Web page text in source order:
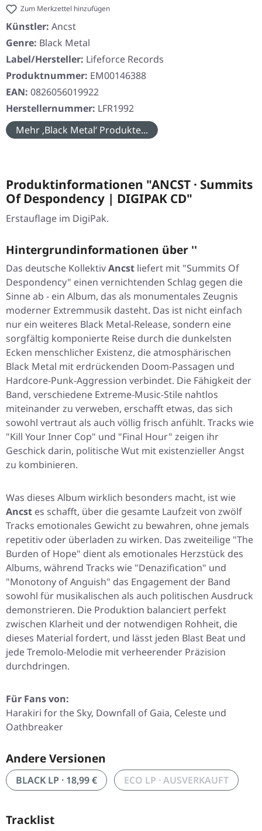
Zum Merkzettel hinzufügen
Künstler: Ancst
Genre: Black Metal
Label/Hersteller: Lifeforce Records
Produktnummer: EM00146388
EAN: 0826056019922
Herstellernummer: LFR1992
Mehr ‚Black Metal‘ Produkte...
Produktinformationen "ANCST · Summits
Of Despondency | DIGIPAK CD"
Erstauflage im DigiPak.
Hintergrundinformationen über ''
Das deutsche KollektivAncst liefert mit "Summits Of
Despondency" einen vernichtenden Schlag gegen die
Sinne ab - ein Album, das als monumentales Zeugnis
moderner Extremmusik dasteht. Das ist nicht einfach
nur ein weiteres Black Metal-Release, sondern eine
sorgfältig komponierte Reise durch die dunkelsten
Ecken menschlicher Existenz, die atmosphärischen
Black Metal mit erdrückenden Doom-Passagen und
Hardcore-Punk-Aggression verbindet. Die Fähigkeit der
Band, verschiedene Extreme-Music-Stile nahtlos
miteinander zu verweben, erschafft etwas, das sich
sowohl vertraut als auch völlig frisch anfühlt. Tracks wie
"Kill Your Inner Cop" und "Final Hour" zeigen ihr
Geschick darin, politische Wut mit existenzieller Angst
zu kombinieren.
Was dieses Album wirklich besonders macht, ist wie
Ancst es schafft, über die gesamte Laufzeit von zwölf
Tracks emotionales Gewicht zu bewahren, ohne jemals
repetitiv oder überladen zu wirken. Das zweiteilige "The
Burden of Hope" dient als emotionales Herzstück des
Albums, während Tracks wie "Denazification" und
"Monotony of Anguish" das Engagement der Band
sowohl für musikalischen als auch politischen Ausdruck
demonstrieren. Die Produktion balanciert perfekt
zwischen Klarheit und der notwendigen Rohheit, die
dieses Material fordert, und lässt jeden Blast Beat und
jede Tremolo-Melodie mit verheerender Präzision
durchdringen.
Für Fans von:
Harakiri for the Sky, Downfall of Gaia, Celeste und
Oathbreaker
Andere Versionen
BLACK LP · 18,99 € ECO LP · AUSVERKAUFT
Tracklist